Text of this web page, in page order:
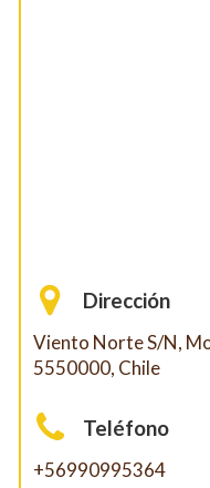
Dirección
Viento Norte S/N,
5550000, Chile
Teléfono
+56990995364